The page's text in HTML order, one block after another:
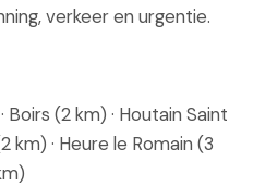
verkeer en urgentie.
Boirs (2 km) · Houtain Saint
km) · Heure le Romain (3